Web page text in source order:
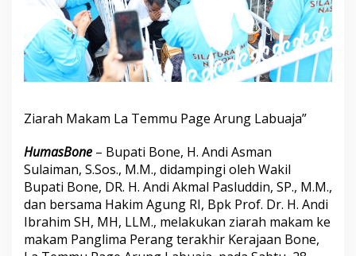
u
n
R
I
L
u
a
n
i
a
r
a
h
Ziarah Makam La Temmu Page Arung Labuaja”
HumasBone – Bupati Bone, H. Andi Asman
Sulaiman, S.Sos., M.M., didampingi oleh Wakil
Bupati Bone, DR. H. Andi Akmal Pasluddin, SP., M.M.,
dan bersama Hakim Agung RI, Bpk Prof. Dr. H. Andi
Ibrahim SH, MH, LLM., melakukan ziarah makam ke
makam Panglima Perang terakhir Kerajaan Bone,